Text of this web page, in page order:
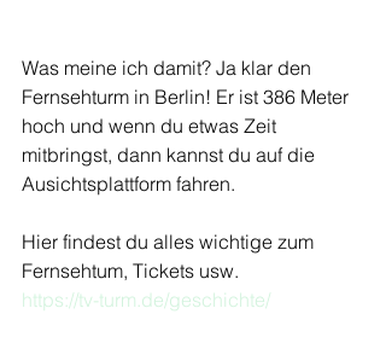
Was meine ich damit? Ja klar den
Fernsehturm in Berlin! Er ist 386 Meter
hoch und wenn du etwas Zeit
mitbringst, dann kannst du auf die
Ausichtsplattform fahren.
Hier findest du alles wichtige zum
Fernsehtum, Tickets usw.
https://tv-turm.de/geschichte/